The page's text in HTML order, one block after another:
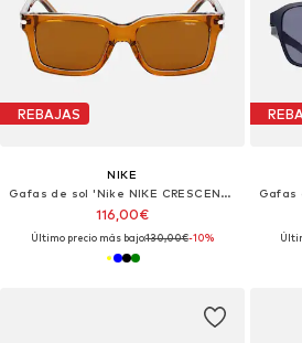
REBAJAS
NIKE
Gafas de sol 'Nike NIKE CRESCENT I EV24017 Amber / amber 54/18/145 MAN Sunglasses'
116,00€
Último precio más bajo:130,00€-10%